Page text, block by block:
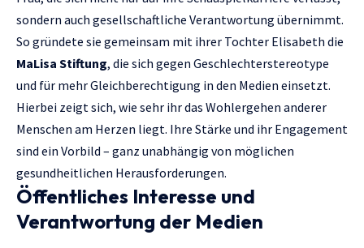
sondern auch gesellschaftliche Verantwortung übernimmt.
So gründete sie gemeinsam mit ihrer Tochter Elisabeth die
MaLisa Stiftung, die sich gegen Geschlechterstereotype
und für mehr Gleichberechtigung in den Medien einsetzt.
Hierbei zeigt sich, wie sehr ihr das Wohlergehen anderer
Menschen am Herzen liegt. Ihre Stärke und ihr Engagement
sind ein Vorbild – ganz unabhängig von möglichen
gesundheitlichen Herausforderungen.
Öffentliches Interesse und
Verantwortung der Medien